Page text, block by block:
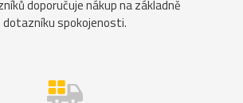
doporučuje nákup na základně
dotazníku spokojenosti.